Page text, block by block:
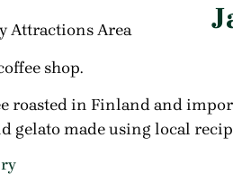
Attractions Area
shop.
roasted in Finland and
gelato made using local